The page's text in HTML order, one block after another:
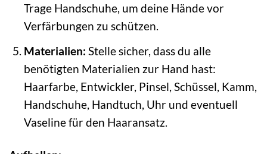
Trage Handschuhe, um deine Hände vor
Verfärbungen zu schützen.
Materialien: Stelle sicher, dass du alle
benötigten Materialien zur Hand hast:
Haarfarbe, Entwickler, Pinsel, Schüssel, Kamm,
Handschuhe, Handtuch, Uhr und eventuell
Vaseline für den Haaransatz.